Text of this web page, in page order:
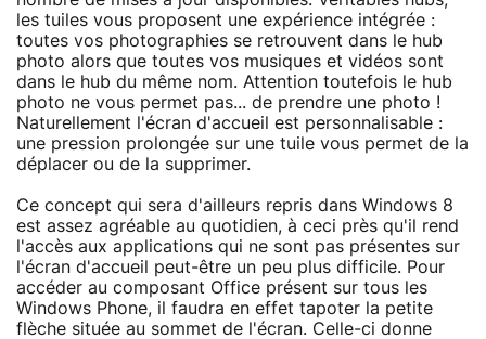
les tuiles vous proposent une expérience intégrée :
toutes vos photographies se retrouvent dans le hub
photo alors que toutes vos musiques et vidéos sont
dans le hub du même nom. Attention toutefois le hub
photo ne vous permet pas... de prendre une photo !
Naturellement l'écran d'accueil est personnalisable :
une pression prolongée sur une tuile vous permet de la
déplacer ou de la supprimer.
Ce concept qui sera d'ailleurs repris dans Windows 8
est assez agréable au quotidien, à ceci près qu'il rend
l'accès aux applications qui ne sont pas présentes sur
l'écran d'accueil peut-être un peu plus difficile. Pour
accéder au composant Office présent sur tous les
Windows Phone, il faudra en effet tapoter la petite
flèche située au sommet de l'écran. Celle-ci donne